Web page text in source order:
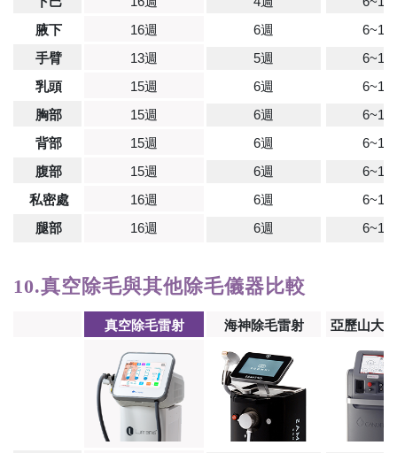
腋下
16週 6週
6~12
手臂
13週 5週
6~12
乳頭
15週 6週
6~12
胸部
15週 6週
6~12
背部
15週 6週
6~12
腹部
15週 6週
6~12
私密處
16週 6週
6~12
腿部
16週 6週 6~12
10.真空除毛與其他除毛儀器比較
真空除毛雷射 海神除毛雷射 亞歷山大